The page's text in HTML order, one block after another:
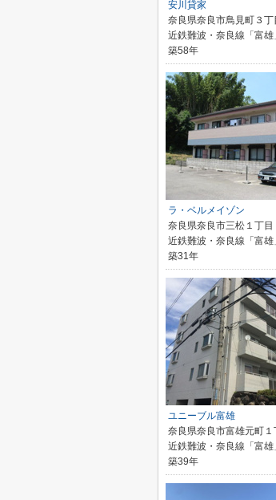
安川貸家
奈良県奈良市鳥見町３丁
近鉄難波・奈良線「富
築58年
ラ・ベルメイゾン
奈良県奈良市三松１丁目
近鉄難波・奈良線「富
築31年
ユニーブル富雄
奈良県奈良市富雄元町１
近鉄難波・奈良線「富
築39年